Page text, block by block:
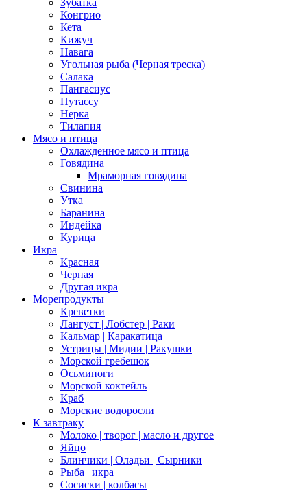
Зубатка
Конгрио
Кета
Кижуч
Навага
Угольная рыба (Черная треска)
Салака
Пангасиус
Путассу
Нерка
Тилапия
Мясо и птица
Охлажденное мясо и птица
Говядина
Мраморная говядина
Свинина
Утка
Баранина
Индейка
Курица
Икра
Красная
Черная
Другая икра
Морепродукты
Креветки
Лангуст | Лобстер | Раки
Кальмар | Каракатица
Устрицы | Мидии | Ракушки
Морской гребешок
Осьминоги
Морской коктейль
Краб
Морские водоросли
К завтраку
Молоко | творог | масло и другое
Яйцо
Блинчики | Оладьи | Сырники
Рыба | икра
Сосиски | колбасы